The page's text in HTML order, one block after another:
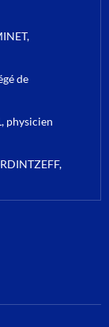
de
physicien